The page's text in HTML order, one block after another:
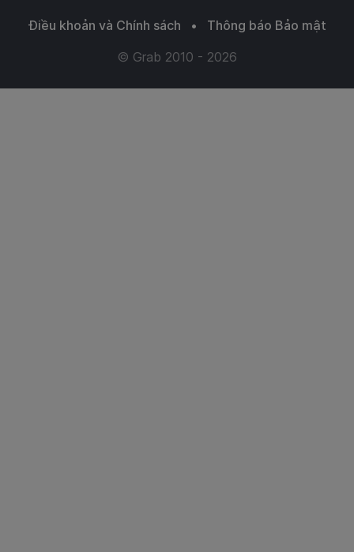
Điều khoản và Chính sách •
Thông báo Bảo mật
© Grab 2010 - 2026